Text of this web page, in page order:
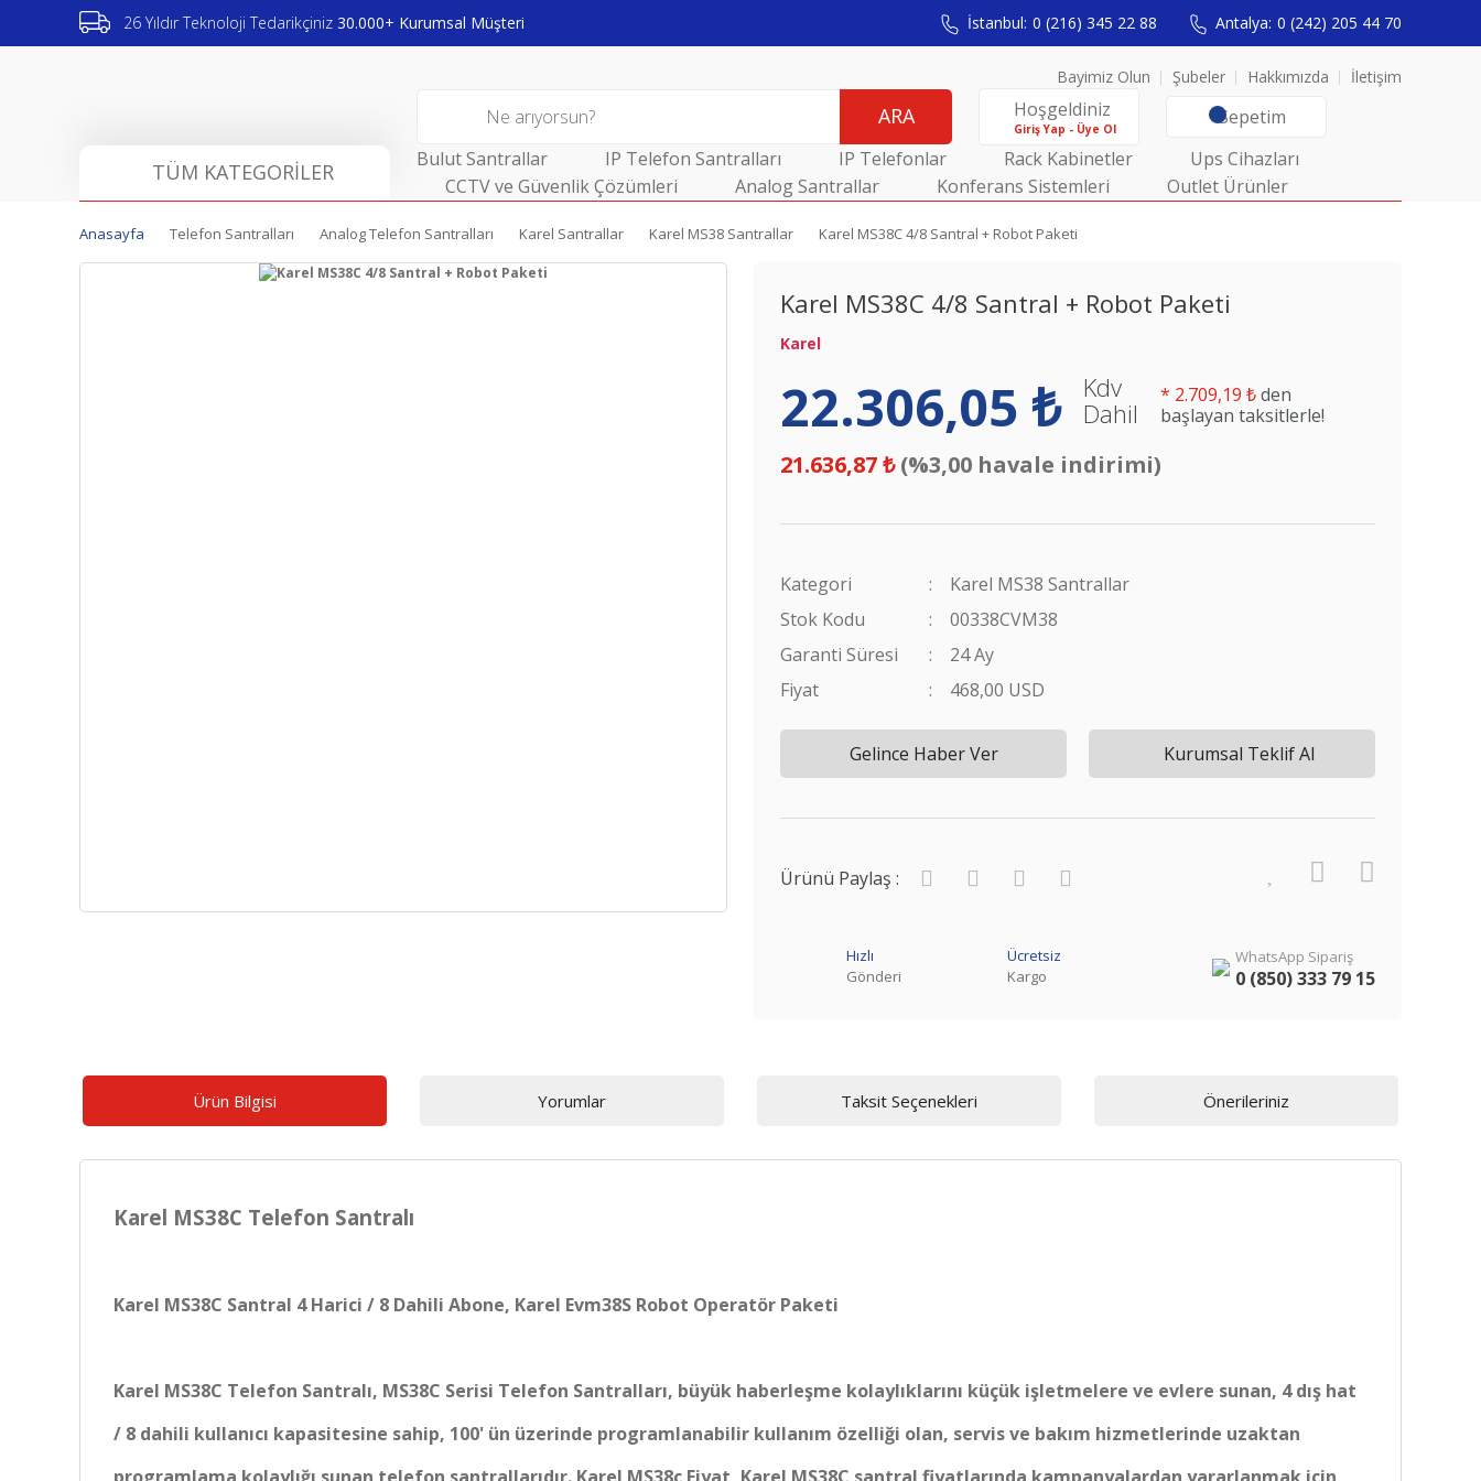
26 Yıldır Teknoloji Tedarikçiniz 30.000+ Kurumsal Müşteri İstanbul: 0 (216) 345 22 88 Antalya: 0 (242) 205 44 70
Bayimiz Olun Şubeler Hakkımızda İletişim
ARA Hoşgeldiniz
Giriş Yap - Üye Ol Sepetim
TÜM KATEGORİLER Bulut Santrallar IP Telefon Santralları IP Telefonlar Rack Kabinetler
Ups Cihazları
CCTV ve Güvenlik Çözümleri
Analog Santrallar Konferans Sistemleri Outlet Ürünler
Anasayfa Telefon Santralları Analog Telefon Santralları Karel Santrallar Karel MS38 Santrallar Karel MS38C 4/8 Santral + Robot Paketi
Karel MS38C 4/8 Santral + Robot Paketi
Karel
22.306,05 ₺
Kdv
Dahil
* 2.709,19 ₺den
başlayan taksitlerle!
21.636,87 ₺(%3,00 havale indirimi)
Kategori
Karel MS38 Santrallar
Stok Kodu
00338CVM38
Garanti Süresi
24 Ay
Fiyat
468,00 USD
Gelince Haber Ver Kurumsal Teklif Al
Ürünü Paylaş :
Hızlı
Gönderi
Ücretsiz
Kargo
WhatsApp Sipariş
0 (850) 333 79 15
Ürün Bilgisi Yorumlar Taksit Seçenekleri Önerileriniz
Karel MS38C Telefon Santralı
Karel MS38C Santral 4 Harici / 8 Dahili Abone, Karel Evm38S Robot Operatör Paketi
Karel MS38C Telefon Santralı, MS38C Serisi Telefon Santralları, büyük haberleşme kolaylıklarını küçük işletmelere ve evlere sunan, 4 dış hat
/ 8 dahili kullanıcı kapasitesine sahip, 100' ün üzerinde programlanabilir kullanım özelliği olan, servis ve bakım hizmetlerinde uzaktan